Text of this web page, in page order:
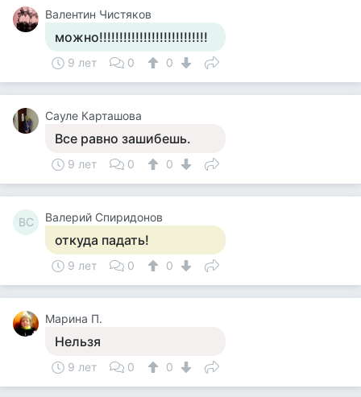
Валентин Чистяков
можно!!!!!!!!!!!!!!!!!!!!!!!!!!!
9 лет 0 0
Сауле Карташова
Все равно зашибешь.
9 лет 0 0
ВС Валерий Спиридонов
откуда падать!
9 лет 0 0
Марина П.
Нельзя
9 лет 0 0